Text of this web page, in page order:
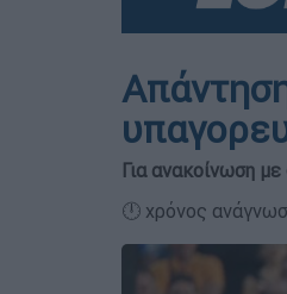
Για ανακοίνωση
🕛 χρόνος